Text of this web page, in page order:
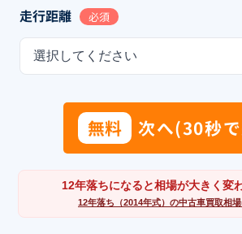
走行距離 必須
選択してください
無料 次へ(30秒
12年落ちになると相場が大きく変
12年落ち（2014年式）の中古車買取相